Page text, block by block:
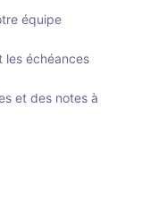
équipe
les échéances
et des notes à